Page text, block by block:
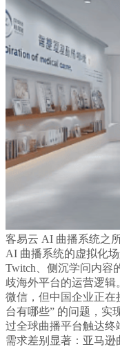
客易云 AI 曲播系统之
AI 曲播系统的虚拟化
Twitch、侧沉学问内容
歧海外平台的运营逻
微信，但中国企业正在
台有哪些” 的问题，实
过全球曲播平台触达
需求差别显著：亚马逊